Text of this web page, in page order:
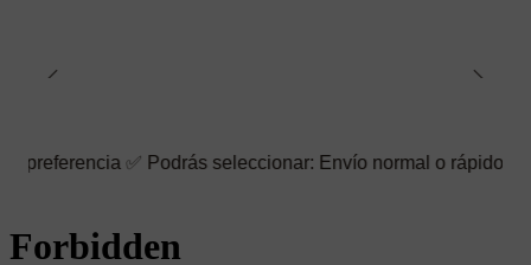
Podrás seleccionar: Envío normal o rápido ☑️ También